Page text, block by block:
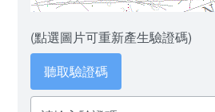
(點選圖片可重新產生驗證碼)
聽取驗證碼